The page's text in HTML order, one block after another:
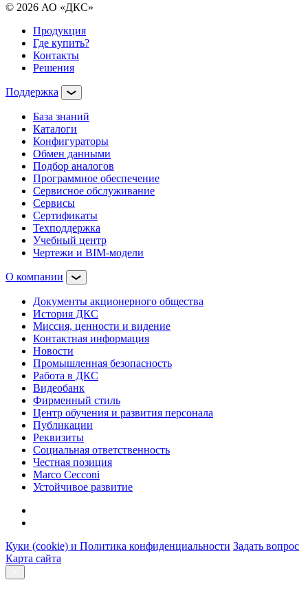
© 2026 АО «ДКС»
Продукция
Где купить?
Контакты
Решения
Поддержка
База знаний
Каталоги
Конфигураторы
Обмен данными
Подбор аналогов
Программное обеспечение
Сервисное обслуживание
Сервисы
Сертификаты
Техподдержка
Учебный центр
Чертежи и BIM-модели
О компании
Документы акционерного общества
История ДКС
Миссия, ценности и видение
Контактная информация
Новости
Промышленная безопасность
Работа в ДКС
Видеобанк
Фирменный стиль
Центр обучения и развития персонала
Публикации
Реквизиты
Социальная ответственность
Честная позиция
Marco Cecconi
Устойчивое развитие
Куки (cookie) и Политика конфиденциальности Задать вопрос
Карта сайта